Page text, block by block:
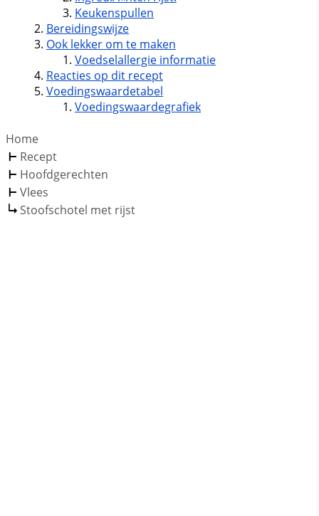
Keukenspullen
Bereidingswijze
Ook lekker om te maken
Voedselallergie informatie
Reacties op dit recept
Voedingswaardetabel
Voedingswaardegrafiek
Home
Recept
Hoofdgerechten
Vlees
Stoofschotel met rijst